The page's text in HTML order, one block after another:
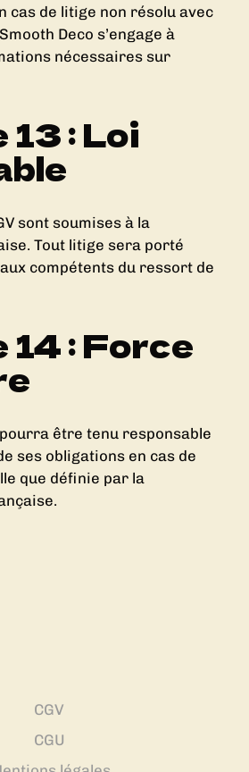
cas de litige non résolu avec
Deco s’engage à
nécessaires sur
: Loi
sont soumises à la
Tout litige sera porté
compétents du ressort de
: Force
être tenu responsable
ses obligations en cas de
que définie par la
CGV
CGU